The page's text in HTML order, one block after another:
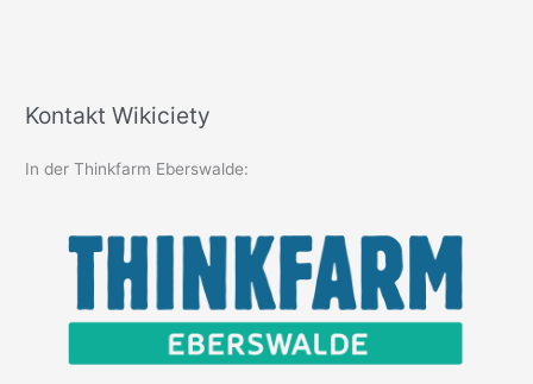
Kontakt Wikiciety
In der Thinkfarm Eberswalde: